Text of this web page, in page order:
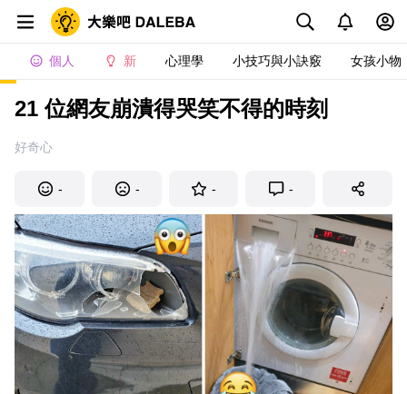
個人 新 心理學 小技巧與小訣竅 女孩小物
21 位網友崩潰得哭笑不得的時刻
好奇心
- - - -